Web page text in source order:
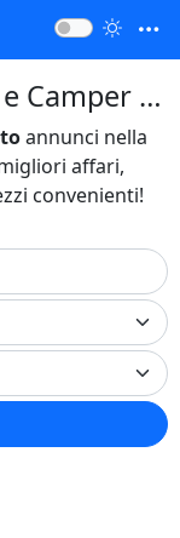
Annunci Gratuiti: Caravan e Camper Veneto Italia
annunci nella
affari,
convenienti!